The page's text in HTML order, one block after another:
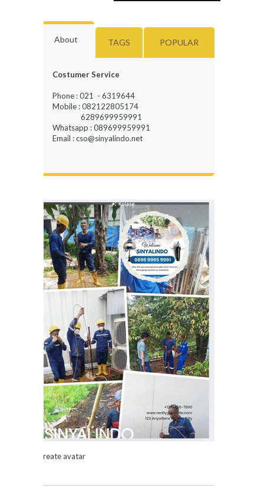
About TAGS POPULAR
Costumer Service
Phone : 021 - 6319644
Mobile : 082122805174
6289699959991
Whatsapp : 089699959991
Email : cso@sinyalindo.net
Create avatar